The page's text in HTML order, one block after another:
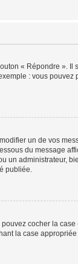
« Répondre ». Il
: vous
un de vos
du message
un administrateur,
publiée.
cocher la
la case